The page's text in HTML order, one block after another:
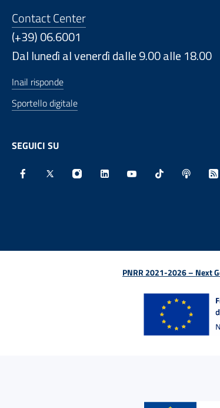
Contact Center
(+39) 06.6001
Dal lunedì al venerdì dalle 9.00 alle 18.00
Inail risponde
Sportello digitale
SEGUICI SU
PNRR 2021-2026 – Next